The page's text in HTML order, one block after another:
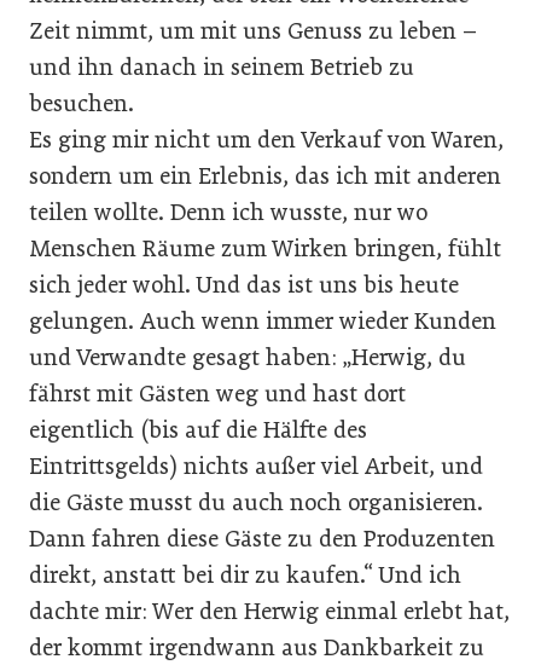
Zeit nimmt, um mit uns Genuss zu leben –
und ihn danach in seinem Betrieb zu
besuchen.
Es ging mir nicht um den Verkauf von Waren,
sondern um ein Erlebnis, das ich mit anderen
teilen wollte. Denn ich wusste, nur wo
Menschen Räume zum Wirken bringen, fühlt
sich jeder wohl. Und das ist uns bis heute
gelungen. Auch wenn immer wieder Kunden
und Verwandte gesagt haben: „Herwig, du
fährst mit Gästen weg und hast dort
eigentlich (bis auf die Hälfte des
Eintrittsgelds) nichts außer viel Arbeit, und
die Gäste musst du auch noch organisieren.
Dann fahren diese Gäste zu den Produzenten
direkt, anstatt bei dir zu kaufen.“ Und ich
dachte mir: Wer den Herwig einmal erlebt hat,
der kommt irgendwann aus Dankbarkeit zu